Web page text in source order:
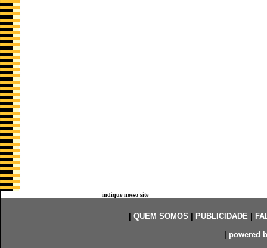
indique nosso site
QUEM SOMOS PUBLICIDADE|
powered